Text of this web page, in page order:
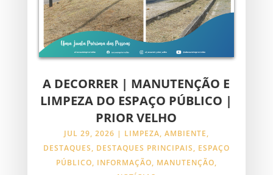
A DECORRER | MANUTENÇÃO E
LIMPEZA DO ESPAÇO PÚBLICO |
PRIOR VELHO
JUL 29, 2026 | LIMPEZA, AMBIENTE,
DESTAQUES, DESTAQUES PRINCIPAIS, ESPAÇO
PÚBLICO, INFORMAÇÃO, MANUTENÇÃO,